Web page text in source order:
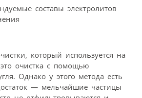
составы электролитов
который используется на
очистка с помощью
Однако у этого метода есть
— мельчайшие частицы